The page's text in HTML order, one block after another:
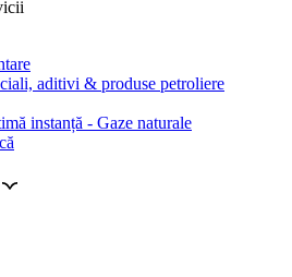
aditivi & produse petroliere
instanță - Gaze naturale